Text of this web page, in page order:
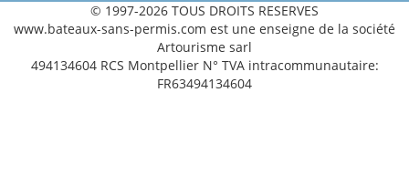
© 1997-2026 TOUS DROITS RESERVES
www.bateaux-sans-permis.com est une enseigne de la société
Artourisme sarl
494134604 RCS Montpellier N° TVA intracommunautaire:
FR63494134604